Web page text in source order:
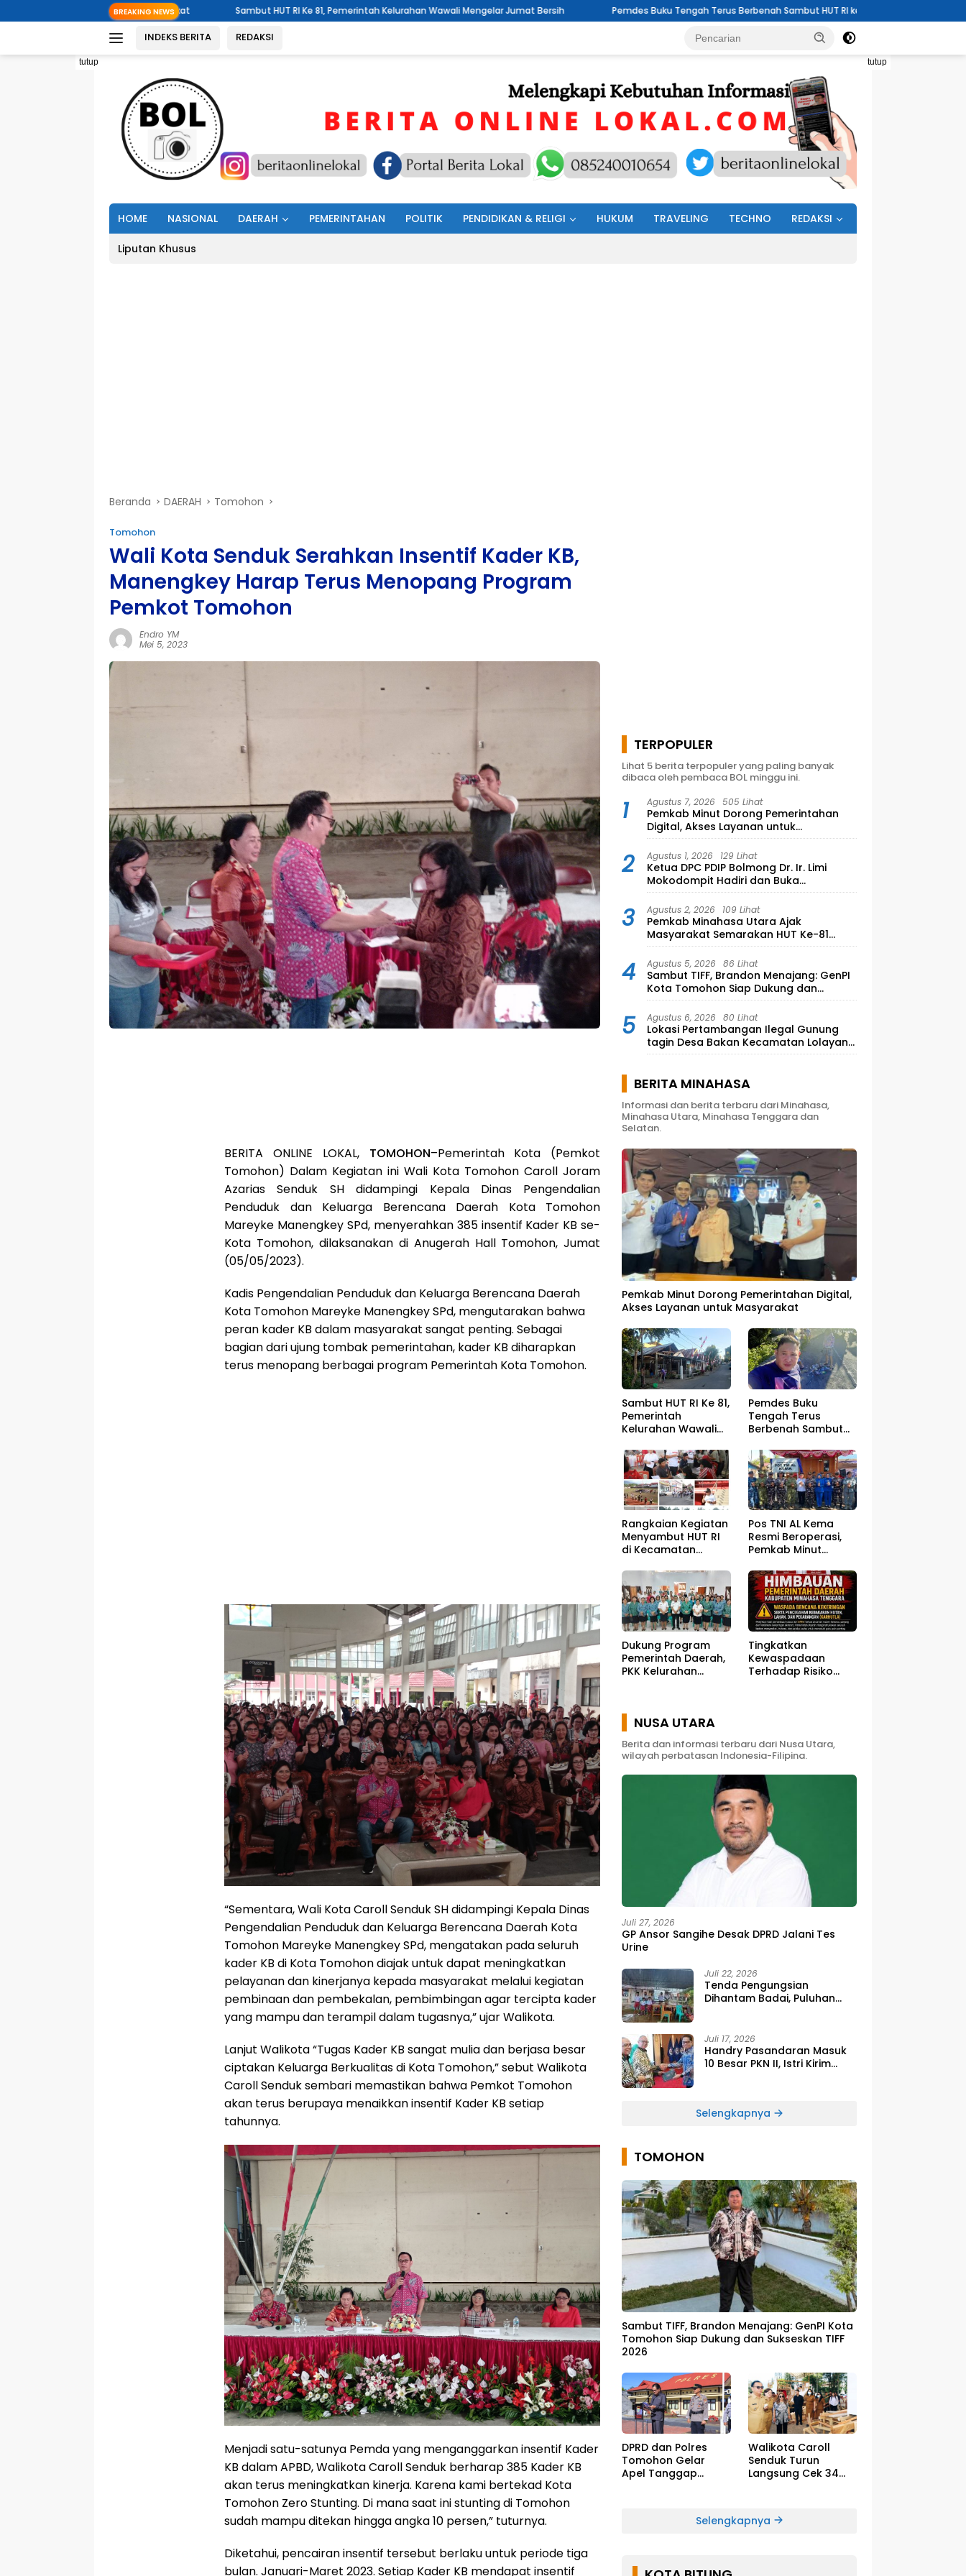
ke
BREAKING NEWS
Sambut HUT RI Ke 81, Pemerintah Kelurahan Wawali Mengelar Jumat Bersih Pemdes Buku Tengah Terus Berbenah Sambut HUT RI ke – 81 Mevi D Lombone Lapor
INDEKS BERITA REDAKSI
tutup tutup
HOME NASIONAL DAERAH PEMERINTAHAN POLITIK PENDIDIKAN & RELIGI HUKUM TRAVELING TECHNO REDAKSI
Liputan Khusus
Beranda DAERAH Tomohon
Tomohon
Wali Kota Senduk Serahkan Insentif Kader KB,
Manengkey Harap Terus Menopang Program
Pemkot Tomohon
Endro YM
Mei 5, 2023
BERITA ONLINE LOKAL, TOMOHON–Pemerintah Kota (Pemkot
Tomohon) Dalam Kegiatan ini Wali Kota Tomohon Caroll Joram
Azarias Senduk SH didampingi Kepala Dinas Pengendalian
Penduduk dan Keluarga Berencana Daerah Kota Tomohon
Mareyke Manengkey SPd, menyerahkan 385 insentif Kader KB se-
Kota Tomohon, dilaksanakan di Anugerah Hall Tomohon, Jumat
(05/05/2023).
Kadis Pengendalian Penduduk dan Keluarga Berencana Daerah
Kota Tomohon Mareyke Manengkey SPd, mengutarakan bahwa
peran kader KB dalam masyarakat sangat penting. Sebagai
bagian dari ujung tombak pemerintahan, kader KB diharapkan
terus menopang berbagai program Pemerintah Kota Tomohon.
“Sementara, Wali Kota Caroll Senduk SH didampingi Kepala Dinas
Pengendalian Penduduk dan Keluarga Berencana Daerah Kota
Tomohon Mareyke Manengkey SPd, mengatakan pada seluruh
kader KB di Kota Tomohon diajak untuk dapat meningkatkan
pelayanan dan kinerjanya kepada masyarakat melalui kegiatan
pembinaan dan pembekalan, pembimbingan agar tercipta kader
yang mampu dan terampil dalam tugasnya,” ujar Walikota.
Lanjut Walikota “Tugas Kader KB sangat mulia dan berjasa besar
ciptakan Keluarga Berkualitas di Kota Tomohon,” sebut Walikota
Caroll Senduk sembari memastikan bahwa Pemkot Tomohon
akan terus berupaya menaikkan insentif Kader KB setiap
tahunnya.
Menjadi satu-satunya Pemda yang menganggarkan insentif Kader
KB dalam APBD, Walikota Caroll Senduk berharap 385 Kader KB
akan terus meningkatkan kinerja. Karena kami bertekad Kota
Tomohon Zero Stunting. Di mana saat ini stunting di Tomohon
sudah mampu ditekan hingga angka 10 persen,” tuturnya.
Diketahui, pencairan insentif tersebut berlaku untuk periode tiga
bulan. Januari-Maret 2023. Setiap Kader KB mendapat insentif
TERPOPULER
Lihat 5 berita terpopuler yang paling banyak
dibaca oleh pembaca BOL minggu ini.
1 Agustus 7, 2026 505 Lihat
Pemkab Minut Dorong Pemerintahan
Digital, Akses Layanan untuk
Masyarakat
2 Agustus 1, 2026 129 Lihat
Ketua DPC PDIP Bolmong Dr. Ir. Limi
Mokodompit Hadiri dan Buka
Musyawarah Ranting Se-Kecamatan
Lolayan
3 Agustus 2, 2026 109 Lihat
Pemkab Minahasa Utara Ajak
Masyarakat Semarakan HUT Ke-81
Kemerdekaan RI
4 Agustus 5, 2026 86 Lihat
Sambut TIFF, Brandon Menajang: ​GenPI
Kota Tomohon Siap Dukung dan
Sukseskan TIFF 2026
5 Agustus 6, 2026 80 Lihat
Lokasi Pertambangan Ilegal Gunung
tagin Desa Bakan Kecamatan Lolayan
Kabupaten Bolaang Mongondow di
TIPEDTER MABES POLRI
BERITA MINAHASA
Informasi dan berita terbaru dari Minahasa,
Minahasa Utara, Minahasa Tenggara dan
Selatan.
Pemkab Minut Dorong Pemerintahan Digital,
Akses Layanan untuk Masyarakat
Sambut HUT RI Ke 81,
Pemerintah
Kelurahan Wawali
Bersih
Pemdes Buku
Tengah Terus
Berbenah Sambut
Rangkaian Kegiatan
Menyambut HUT RI
di Kecamatan
Buka
Pos TNI AL Kema
Resmi Beroperasi,
Pemkab Minut
Perlindungan
Nelayan Meningkat
Dukung Program
Pemerintah Daerah,
PKK Kelurahan
Pemberdayaan
Masyarakat
Tingkatkan
Kewaspadaan
Terhadap Risiko
NUSA UTARA
Berita dan informasi terbaru dari Nusa Utara,
wilayah perbatasan Indonesia-Filipina.
Juli 27, 2026
GP Ansor Sangihe Desak DPRD Jalani Tes
Urine
Juli 22, 2026
Tenda Pengungsian
Dihantam Badai, Puluhan
Juli 17, 2026
Handry Pasandaran Masuk
10 Besar PKN II, Istri Kirim
Selengkapnya
TOMOHON
Sambut TIFF, Brandon Menajang: ​GenPI Kota
Tomohon Siap Dukung dan Sukseskan TIFF
2026
DPRD dan Polres
Tomohon Gelar
Apel Tanggap
Walikota Caroll
Senduk Turun
Langsung Cek 34
Selengkapnya